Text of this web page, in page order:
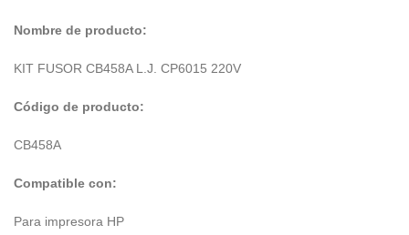
Nombre de producto:
KIT FUSOR CB458A L.J. CP6015 220V
Código de producto:
CB458A
Compatible con:
Para impresora HP